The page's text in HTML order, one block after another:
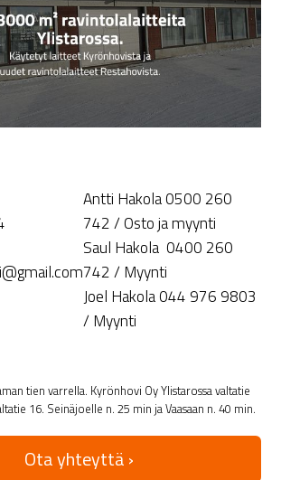
Antti Hakola 0500 260
742 / Osto ja myynti
Saul Hakola 0400 260
742 / Myynti
Joel Hakola 044 976 9803
/ Myynti
tien varrella. Kyrönhovi Oy Ylistarossa valtatie
16. Seinäjoelle n. 25 min ja Vaasaan n. 40 min.
Ota yhteyttä ›